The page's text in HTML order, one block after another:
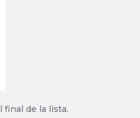
final de la lista.